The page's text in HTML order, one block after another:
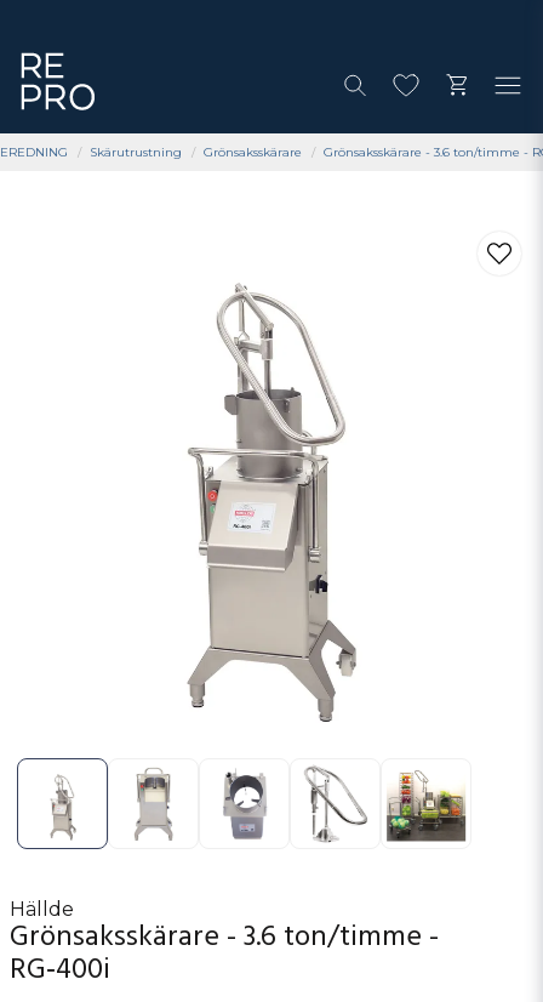
Skärutrustning Grönsaksskärare Grönsaksskärare - 3.6 ton/timme -
Hällde
Grönsaksskärare - 3.6 ton/timme -
RG‑400i